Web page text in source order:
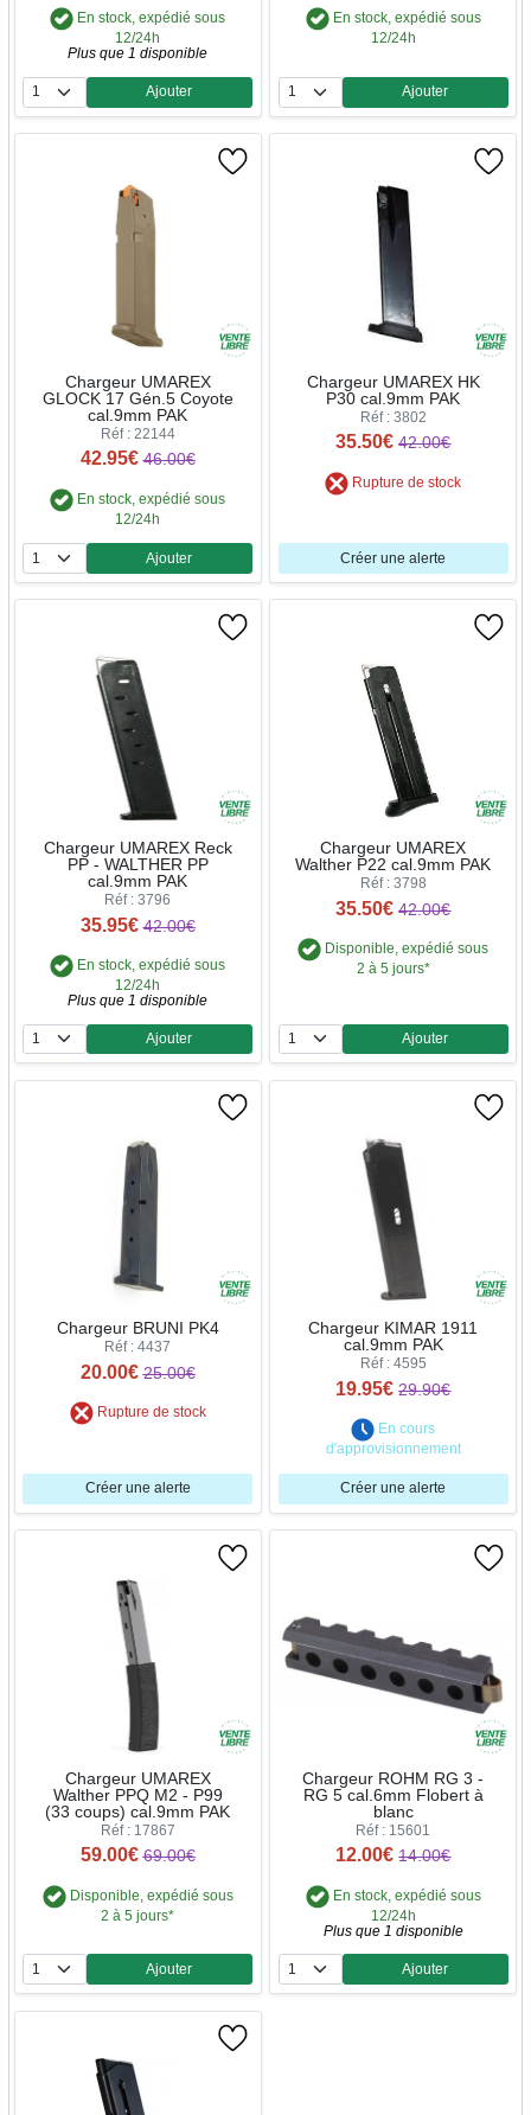
En stock, expédié sous
12/24h
Plus que 1 disponible
Quantité
Ajouter
En stock, expédié sous
12/24h
Quantité
Ajouter
Chargeur UMAREX
GLOCK 17 Gén.5 Coyote
cal.9mm PAK
Réf : 22144
42.95€ 46.00€
En stock, expédié sous
12/24h
Quantité
Ajouter
Chargeur UMAREX HK
P30 cal.9mm PAK
Réf : 3802
35.50€ 42.00€
Rupture de stock
Créer une alerte
Chargeur UMAREX Reck
PP - WALTHER PP
cal.9mm PAK
Réf : 3796
35.95€ 42.00€
En stock, expédié sous
12/24h
Plus que 1 disponible
Quantité
Ajouter
Chargeur UMAREX
Walther P22 cal.9mm PAK
Réf : 3798
35.50€ 42.00€
Disponible, expédié sous
2 à 5 jours*
Quantité
Ajouter
Chargeur BRUNI PK4
Réf : 4437
20.00€ 25.00€
Rupture de stock
Créer une alerte
Chargeur KIMAR 1911
cal.9mm PAK
Réf : 4595
19.95€ 29.90€
En cours
d'approvisionnement
Créer une alerte
Chargeur UMAREX
Walther PPQ M2 - P99
(33 coups) cal.9mm PAK
Réf : 17867
59.00€ 69.00€
Disponible, expédié sous
2 à 5 jours*
Quantité
Ajouter
Chargeur ROHM RG 3 -
RG 5 cal.6mm Flobert à
blanc
Réf : 15601
12.00€ 14.00€
En stock, expédié sous
12/24h
Plus que 1 disponible
Quantité
Ajouter